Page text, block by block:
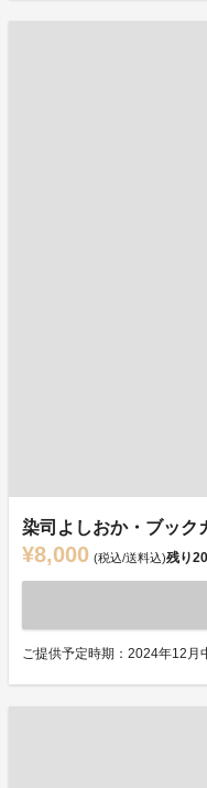
染司よしおか・ブック
¥8,000 (税込/送料込)残り20
ご提供予定時期：2024年12月